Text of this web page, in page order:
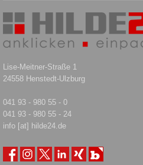
Lise-Meitner-Straße 1
24558 Henstedt-Ulzburg
041 93 - 980 55 - 0
041 93 - 980 55 - 24
info [at] hilde24.de